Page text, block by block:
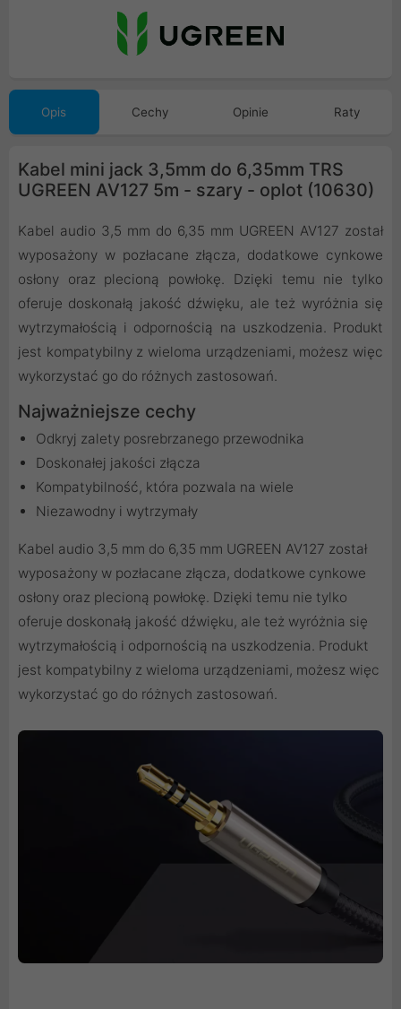
Opis Cechy Opinie Raty
Kabel mini jack 3,5mm do 6,35mm TRS
UGREEN AV127 5m - szary - oplot (10630)
Kabel audio 3,5 mm do 6,35 mm UGREEN AV127 został
wyposażony w pozłacane złącza, dodatkowe cynkowe
osłony oraz plecioną powłokę. Dzięki temu nie tylko
oferuje doskonałą jakość dźwięku, ale też wyróżnia się
wytrzymałością i odpornością na uszkodzenia. Produkt
jest kompatybilny z wieloma urządzeniami, możesz więc
wykorzystać go do różnych zastosowań.
Najważniejsze cechy
Odkryj zalety posrebrzanego przewodnika
Doskonałej jakości złącza
Kompatybilność, która pozwala na wiele
Niezawodny i wytrzymały
Kabel audio 3,5 mm do 6,35 mm UGREEN AV127 został
wyposażony w pozłacane złącza, dodatkowe cynkowe
osłony oraz plecioną powłokę. Dzięki temu nie tylko
oferuje doskonałą jakość dźwięku, ale też wyróżnia się
wytrzymałością i odpornością na uszkodzenia. Produkt
jest kompatybilny z wieloma urządzeniami, możesz więc
wykorzystać go do różnych zastosowań.